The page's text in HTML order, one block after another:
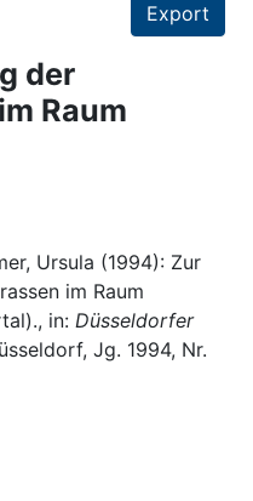
Export
der
Raum
Ursula (1994): Zur
im Raum
in: Düsseldorfer
Jg. 1994, Nr.